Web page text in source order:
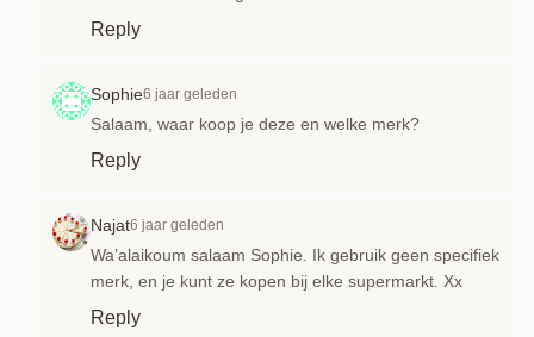
Reply
Sophie6 jaar geleden
Salaam, waar koop je deze en welke merk?
Reply
Najat6 jaar geleden
Wa’alaikoum salaam Sophie. Ik gebruik geen specifiek
merk, en je kunt ze kopen bij elke supermarkt. Xx
Reply